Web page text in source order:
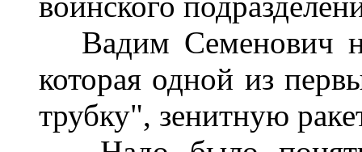
Вадим Семенович
которая одной из
трубку", зенитную